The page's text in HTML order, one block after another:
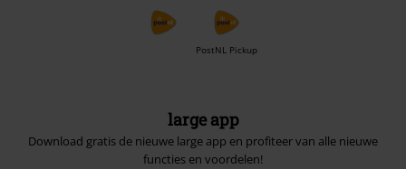
PostNL Pickup
large app
Download gratis de nieuwe large app en profiteer van alle nieuwe
functies en voordelen!